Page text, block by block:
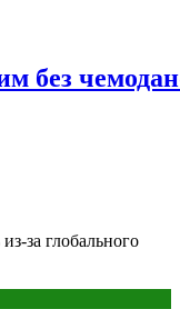
без
за глобального